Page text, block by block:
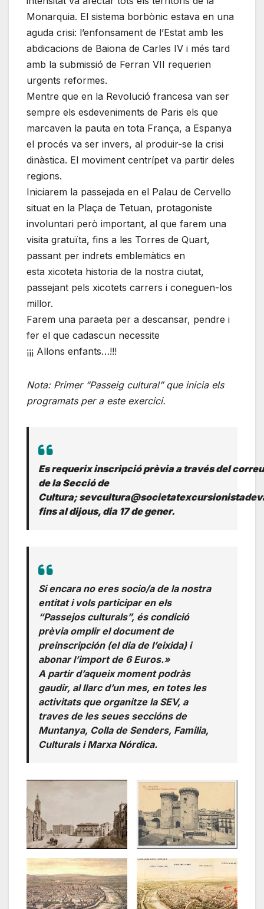
Monarquia. El sistema borbònic estava en una
aguda crisi: l’enfonsament de l’Estat amb les
abdicacions de Baiona de Carles IV i més tard
amb la submissió de Ferran VII requerien
urgents reformes.
Mentre que en la Revolució francesa van ser
sempre els esdeveniments de Paris els que
marcaven la pauta en tota França, a Espanya
el procés va ser invers, al produir-se la crisi
dinàstica. El moviment centrípet va partir deles
regions.
Iniciarem la passejada en el Palau de Cervello
situat en la Plaça de Tetuan, protagoniste
involuntari però important, al que farem una
visita gratuïta, fins a les Torres de Quart,
passant per indrets emblemàtics en
esta xicoteta historia de la nostra ciutat,
passejant pels xicotets carrers i coneguen-los
millor.
Farem una paraeta per a descansar, pendre i
fer el que cadascun necessite
¡¡¡ Allons enfants…!!!
Nota: Primer “Passeig cultural” que inicia els
programats per a este exercici.
Es requerix inscripció prèvia a través del
de la Secció de
Cultura;
fins al dijous, dia 17 de gener.
Si encara no eres socio/a de la nostra
entitat i vols participar en els
“Passejos culturals”, és condició
prèvia omplir el document de
preinscripción (el dia de l’eixida) i
abonar l’import de 6 Euros.»
A partir d’aqueix moment podràs
gaudir, al llarc d’un mes, en totes les
activitats que organitze la SEV, a
traves de les seues seccións de
Muntanya, Colla de Senders, Familia,
Culturals i Marxa Nórdica.